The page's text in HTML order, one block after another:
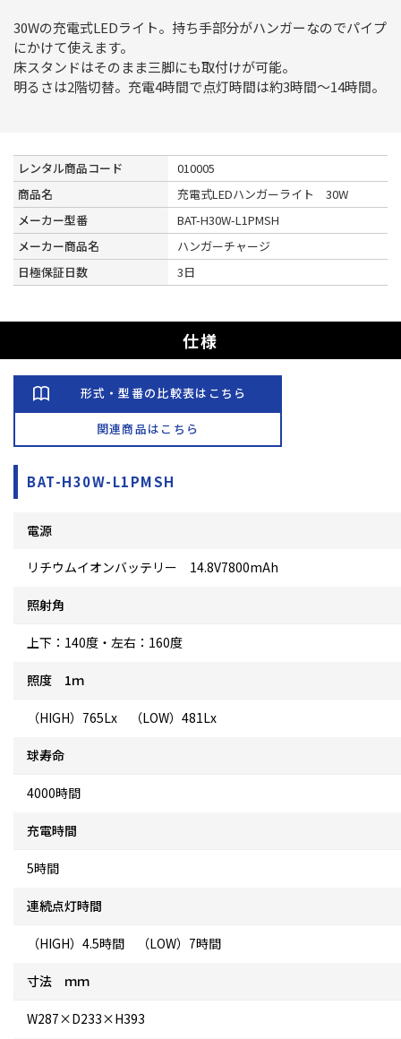
30Wの充電式LEDライト。持ち手部分がハンガーなのでパイプ
にかけて使えます。
床スタンドはそのまま三脚にも取付けが可能。
明るさは2階切替。充電4時間で点灯時間は約3時間～14時間。
レンタル商品コード
010005
商品名
充電式LEDハンガーライト 30W
メーカー型番
BAT-H30W-L1PMSH
メーカー商品名
ハンガーチャージ
日極保証日数
3日
仕様
形式・型番の比較表はこちら
関連商品はこちら
BAT-H30W-L1PMSH
電源
リチウムイオンバッテリー 14.8V7800mAh
照射角
上下：140度・左右：160度
照度 1ｍ
（HIGH）765Lx （LOW）481Lx
球寿命
4000時間
充電時間
5時間
連続点灯時間
（HIGH）4.5時間 （LOW）7時間
寸法 ｍｍ
W287×D233×H393